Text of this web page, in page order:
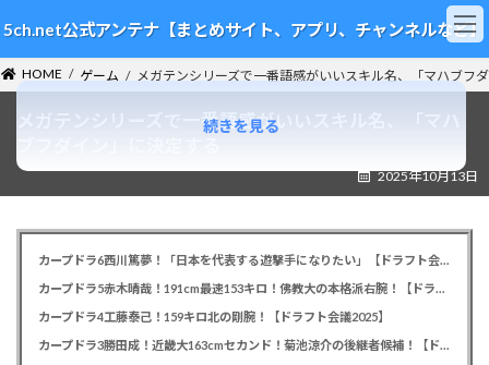
ン
テ
ン
ツ
ビ
ゲ
ー
シ
5ch.net公式アンテナ【まとめサイト、アプリ、チャンネルなど】
HOME ゲーム メガテンシリーズで一番語感がいいスキル名、「マハブフ
メガテンシリーズで一番語感がいいスキル名、「マハ
2025年10月13日
カープドラ6西川篤夢！「日本を代表する遊撃手になりたい」【ドラフト会議2025】
カープドラ5赤木晴哉！191cm最速153キロ！佛教大の本格派右腕！【ドラフト会議2025】
カープドラ4工藤泰己！159キロ北の剛腕！【ドラフト会議2025】
カープドラ3勝田成！近畿大163cmセカンド！菊池涼介の後継者候補！【ドラフト会議2025】
続きを見る